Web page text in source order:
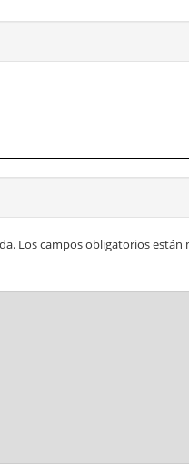
Los campos obligatorios están